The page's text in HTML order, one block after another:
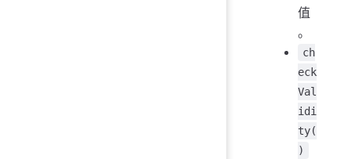
值
。
ch
eck
Val
idi
ty(
)